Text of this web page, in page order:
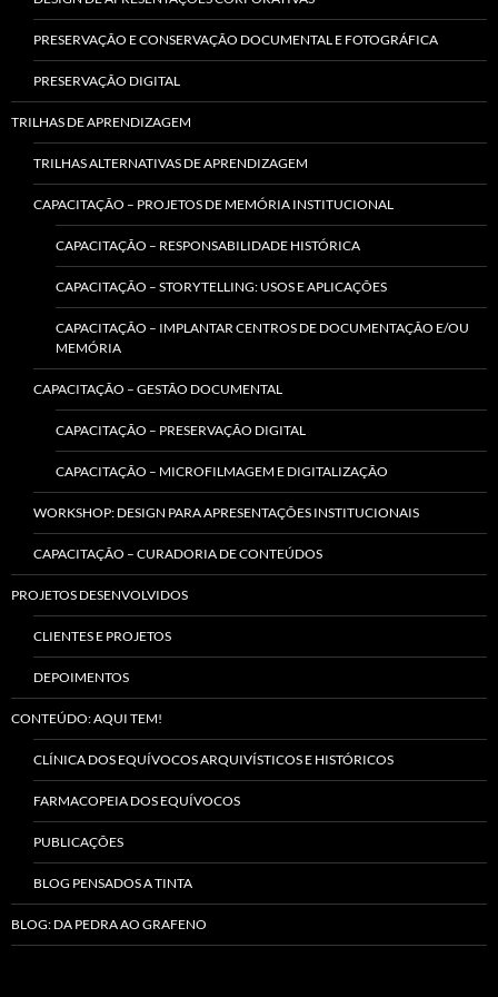
PRESERVAÇÃO E CONSERVAÇÃO DOCUMENTAL E FOTOGRÁFICA
PRESERVAÇÃO DIGITAL
TRILHAS DE APRENDIZAGEM
TRILHAS ALTERNATIVAS DE APRENDIZAGEM
CAPACITAÇÃO – PROJETOS DE MEMÓRIA INSTITUCIONAL
CAPACITAÇÃO – RESPONSABILIDADE HISTÓRICA
CAPACITAÇÃO – STORYTELLING: USOS E APLICAÇÕES
CAPACITAÇÃO – IMPLANTAR CENTROS DE DOCUMENTAÇÃO E/OU
MEMÓRIA
CAPACITAÇÃO – GESTÃO DOCUMENTAL
CAPACITAÇÃO – PRESERVAÇÃO DIGITAL
CAPACITAÇÃO – MICROFILMAGEM E DIGITALIZAÇÃO
WORKSHOP: DESIGN PARA APRESENTAÇÕES INSTITUCIONAIS
CAPACITAÇÃO – CURADORIA DE CONTEÚDOS
PROJETOS DESENVOLVIDOS
CLIENTES E PROJETOS
DEPOIMENTOS
CONTEÚDO: AQUI TEM!
CLÍNICA DOS EQUÍVOCOS ARQUIVÍSTICOS E HISTÓRICOS
FARMACOPEIA DOS EQUÍVOCOS
PUBLICAÇÕES
BLOG PENSADOS A TINTA
BLOG: DA PEDRA AO GRAFENO